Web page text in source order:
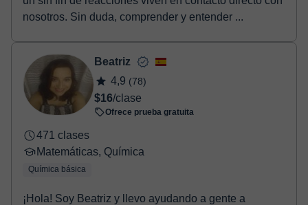
nosotros. Sin duda, comprender y entender ...
Beatriz
4,9 (78)
$16/clase
Ofrece prueba gratuita
471 clases
Matemáticas, Química
Química básica
¡Hola! Soy Beatriz y llevo ayudando a gente a